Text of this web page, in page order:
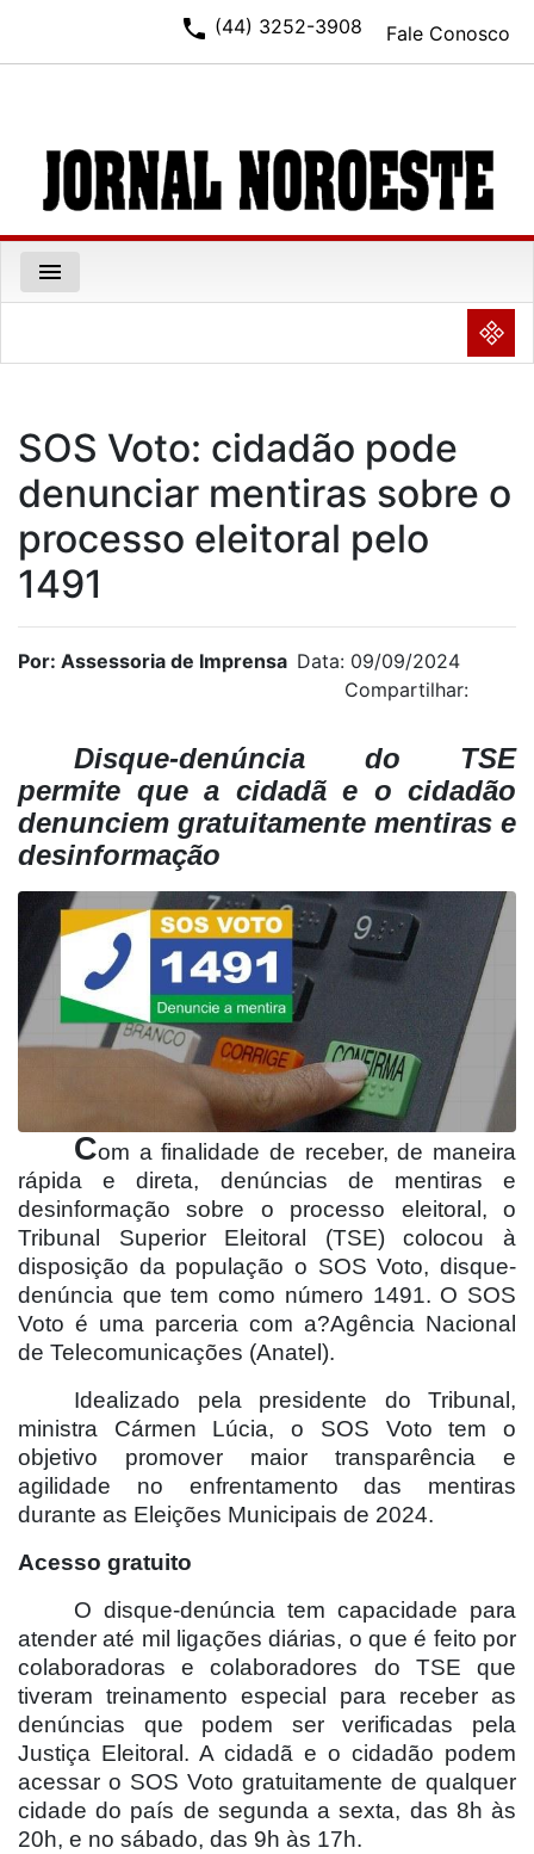
Fale Conosco
phone (44) 3252-3908
menu
NULL
SOS Voto: cidadão pode
denunciar mentiras sobre o
processo eleitoral pelo
1491
Por: Assessoria de Imprensa Data: 09/09/2024
Compartilhar:
Disque-denúncia do TSE
permite que a cidadã e o cidadão
denunciem gratuitamente mentiras e
desinformação
Com a finalidade de receber, de maneira
rápida e direta, denúncias de mentiras e
desinformação sobre o processo eleitoral, o
Tribunal Superior Eleitoral (TSE) colocou à
disposição da população o SOS Voto, disque-
denúncia que tem como número 1491. O SOS
Voto é uma parceria com a?Agência Nacional
de Telecomunicações (Anatel).
Idealizado pela presidente do Tribunal,
ministra Cármen Lúcia, o SOS Voto tem o
objetivo promover maior transparência e
agilidade no enfrentamento das mentiras
durante as Eleições Municipais de 2024.
Acesso gratuito
O disque-denúncia tem capacidade para
atender até mil ligações diárias, o que é feito por
colaboradoras e colaboradores do TSE que
tiveram treinamento especial para receber as
denúncias que podem ser verificadas pela
Justiça Eleitoral. A cidadã e o cidadão podem
acessar o SOS Voto gratuitamente de qualquer
cidade do país de segunda a sexta, das 8h às
20h, e no sábado, das 9h às 17h.